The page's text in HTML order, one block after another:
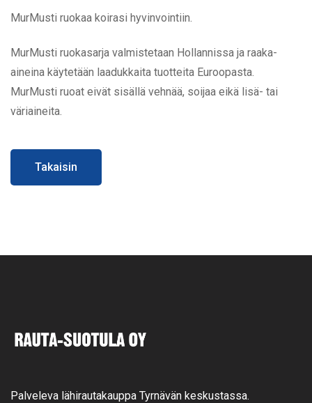
MurMusti ruokaa koirasi hyvinvointiin.
MurMusti ruokasarja valmistetaan Hollannissa ja raaka-
aineina käytetään laadukkaita tuotteita Euroopasta.
MurMusti ruoat eivät sisällä vehnää, soijaa eikä lisä- tai
väriaineita.
Takaisin
Palveleva lähirautakauppa Tyrnävän keskustassa.